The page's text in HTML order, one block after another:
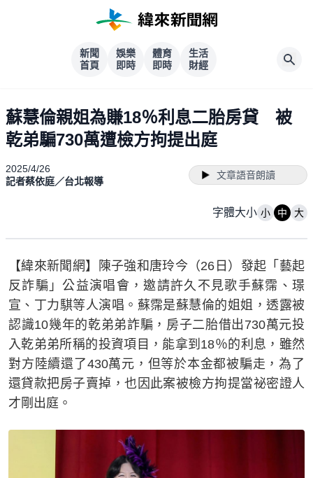
新聞
首頁
娛樂
即時
體育
即時
生活
財經
蘇慧倫親姐為賺18％利息二胎房貸 被
乾弟騙730萬遭檢方拘提出庭
2025/4/26
記者蔡依庭／台北報導
文章語音朗讀
字體大小 小 中 大
【緯來新聞網】陳子強和唐玲今（26日）發起「藝起
反詐騙」公益演唱會，邀請許久不見歌手蘇霈、璟
宣、丁力騏等人演唱。蘇霈是蘇慧倫的姐姐，透露被
認識10幾年的乾弟弟詐騙，房子二胎借出730萬元投
入乾弟弟所稱的投資項目，能拿到18％的利息，雖然
對方陸續還了430萬元，但等於本金都被騙走，為了
還貸款把房子賣掉，也因此案被檢方拘提當祕密證人
才剛出庭。